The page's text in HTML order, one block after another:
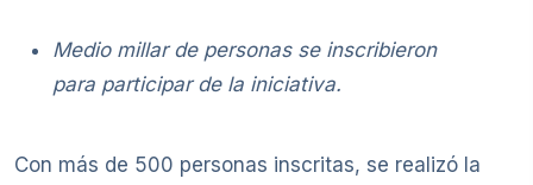
Medio millar de personas se inscribieron
para participar de la iniciativa.
Con más de 500 personas inscritas, se realizó la